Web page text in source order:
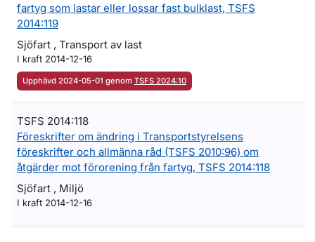
fartyg som lastar eller lossar fast bulklast, TSFS
2014:119
Sjöfart , Transport av last
I kraft 2014-12-16
Upphävd 2024-05-01 genom TSFS 2024:10
TSFS 2014:118
Föreskrifter om ändring i Transportstyrelsens
föreskrifter och allmänna råd (TSFS 2010:96) om
åtgärder mot förorening från fartyg, TSFS 2014:118
Sjöfart , Miljö
I kraft 2014-12-16